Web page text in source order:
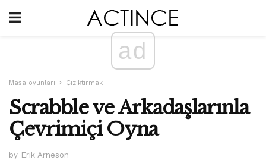
ad
Masa oyunları Çızıktırmak
Scrabble ve Arkadaşlarınla ​​
Çevrimiçi Oyna
by Erik Arneson